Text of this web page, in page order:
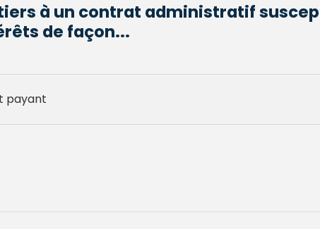
à un contrat administratif
de façon...
payant